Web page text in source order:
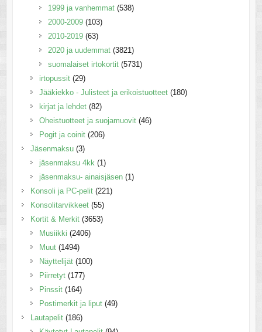
1999 ja vanhemmat (538)
2000-2009 (103)
2010-2019 (63)
2020 ja uudemmat (3821)
suomalaiset irtokortit (5731)
irtopussit (29)
Jääkiekko - Julisteet ja erikoistuotteet (180)
kirjat ja lehdet (82)
Oheistuotteet ja suojamuovit (46)
Pogit ja coinit (206)
Jäsenmaksu (3)
jäsenmaksu 4kk (1)
jäsenmaksu- ainaisjäsen (1)
Konsoli ja PC-pelit (221)
Konsolitarvikkeet (55)
Kortit & Merkit (3653)
Musiikki (2406)
Muut (1494)
Näyttelijät (100)
Piirretyt (177)
Pinssit (164)
Postimerkit ja liput (49)
Lautapelit (186)